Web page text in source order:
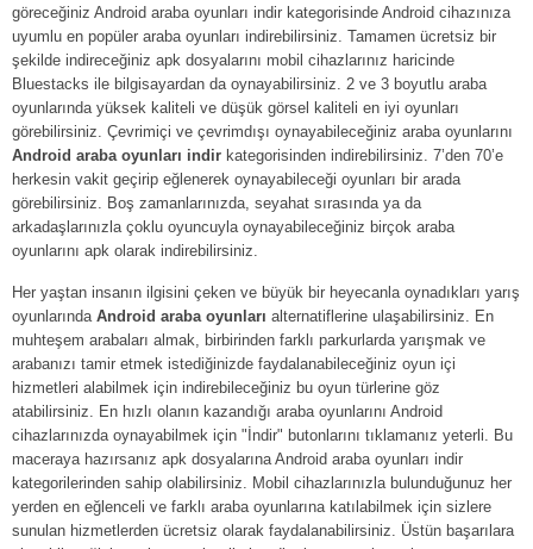
göreceğiniz Android araba oyunları indir kategorisinde Android cihazınıza
uyumlu en popüler araba oyunları indirebilirsiniz. Tamamen ücretsiz bir
şekilde indireceğiniz apk dosyalarını mobil cihazlarınız haricinde
Bluestacks ile bilgisayardan da oynayabilirsiniz. 2 ve 3 boyutlu araba
oyunlarında yüksek kaliteli ve düşük görsel kaliteli en iyi oyunları
görebilirsiniz. Çevrimiçi ve çevrimdışı oynayabileceğiniz araba oyunlarını
Android araba oyunları indir kategorisinden indirebilirsiniz. 7’den 70’e
herkesin vakit geçirip eğlenerek oynayabileceği oyunları bir arada
görebilirsiniz. Boş zamanlarınızda, seyahat sırasında ya da
arkadaşlarınızla çoklu oyuncuyla oynayabileceğiniz birçok araba
oyunlarını apk olarak indirebilirsiniz.
Her yaştan insanın ilgisini çeken ve büyük bir heyecanla oynadıkları yarış
oyunlarında Android araba oyunları alternatiflerine ulaşabilirsiniz. En
muhteşem arabaları almak, birbirinden farklı parkurlarda yarışmak ve
arabanızı tamir etmek istediğinizde faydalanabileceğiniz oyun içi
hizmetleri alabilmek için indirebileceğiniz bu oyun türlerine göz
atabilirsiniz. En hızlı olanın kazandığı araba oyunlarını Android
cihazlarınızda oynayabilmek için "İndir" butonlarını tıklamanız yeterli. Bu
maceraya hazırsanız apk dosyalarına Android araba oyunları indir
kategorilerinden sahip olabilirsiniz. Mobil cihazlarınızla bulunduğunuz her
yerden en eğlenceli ve farklı araba oyunlarına katılabilmek için sizlere
sunulan hizmetlerden ücretsiz olarak faydalanabilirsiniz. Üstün başarılara